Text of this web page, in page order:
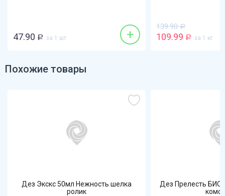
Р за 1 шт
139.90 Р
109.99 Р за 1 кг
Похожие товары
Дез Экскс 50мл Нежность шелка
ролик
Дез Прелесть БИО